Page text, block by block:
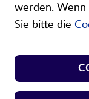
Unsere Shops
werden. Wenn
Sie bitte die